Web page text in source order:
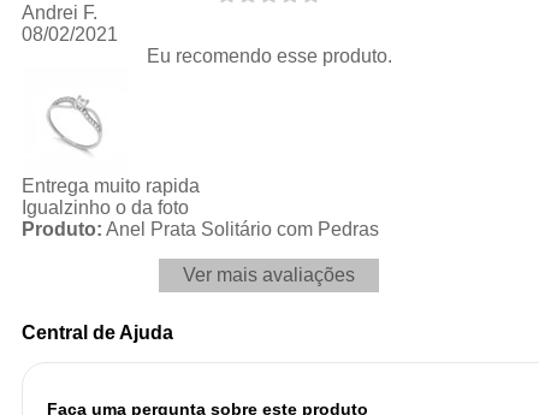
Andrei F.
08/02/2021
Eu recomendo esse produto.
Entrega muito rapida
Igualzinho o da foto
Produto: Anel Prata Solitário com Pedras
Ver mais avaliações
Central de Ajuda
Faça uma pergunta sobre este produto